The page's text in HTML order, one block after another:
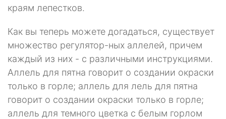
краям лепестков.
Как вы теперь можете догадаться, существует
множество регулятор-ных аллелей, причем
каждый из них - с различными инструкциями.
Ал­лель для пятна говорит о создании окраски
только в горле; аллель для лель для пятна
говорит о создании окраски только в горле;
аллель для темного цветка с белым горлом